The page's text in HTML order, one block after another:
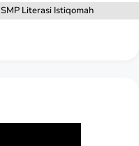
SMP Literasi Istiqomah